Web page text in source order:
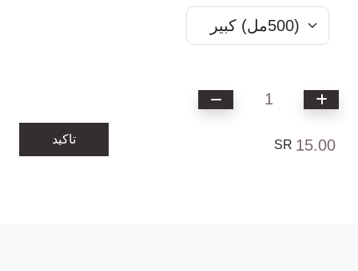
1
15.00
SR تاكيد